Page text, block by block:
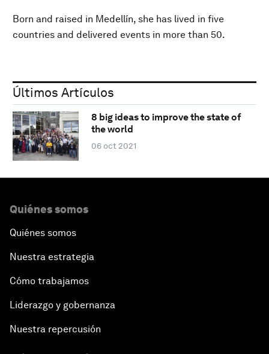
Born and raised in Medellín, she has lived in five
countries and delivered events in more than 50.
Últimos Artículos
8 big ideas to improve the state of
the world
06 oct 2021
Quiénes somos
Quiénes somos
Nuestra estrategia
Cómo trabajamos
Liderazgo y gobernanza
Nuestra repercusión